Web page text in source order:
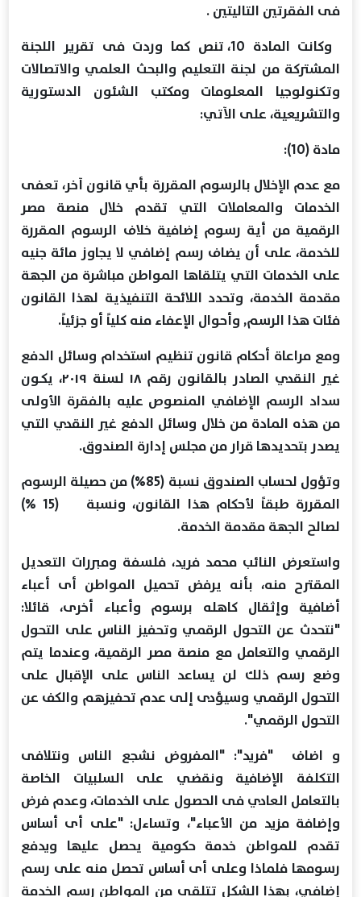
فى الفقرتين التاليتين .
وكانت المادة 10، تنص كما وردت فى تقرير اللجنة
المشتركة من لجنة التعليم والبحث العلمي والاتصالات
وتكنولوجيا المعلومات ومكتب الشئون الدستورية
والتشريعية، على الآتي:
مادة (10):
مع عدم الإخلال بالرسوم المقررة بأي قانون آخر، تعفى
الخدمات والمعاملات التي تقدم خلال منصة مصر
الرقمية من أية رسوم إضافية خلاف الرسوم المقررة
للخدمة، على أن يضاف رسم إضافي لا يجاوز مائة جنيه
على الخدمات التي يتلقاها المواطن مباشرة من الجهة
مقدمة الخدمة، وتحدد اللائحة التنفيذية لهذا القانون
فئات هذا الرسم, وأحوال الإعفاء منه كلياً أو جزئياً.
ومع مراعاة أحكام قانون تنظيم استخدام وسائل الدفع
غير النقدي الصادر بالقانون رقم ۱۸ لسنة ٢٠١٩، يكـون
سداد الرسم الإضافي المنصوص عليه بالفقرة الأولى
من هذه المادة من خلال وسائل الدفع غير النقدي التي
يصدر بتحديدها قرار من مجلس إدارة الصندوق.
وتؤول لحساب الصندوق نسبة (85%) من حصيلة الرسوم
المقررة طبقاً لأحكام هذا القانون، ونسبة (15 %)
لصالح الجهة مقدمة الخدمة.
واستعرض النائب محمد فريد، فلسفة ومبررات التعديل
المقترح منه، بأنه يرفض تحميل المواطن أى أعباء
أضافية وإثقال كاهله برسوم وأعباء أخرى، قائلا:
"نتحدث عن التحول الرقمي وتحفيز الناس على التحول
الرقمي والتعامل مع منصة مصر الرقمية، وعندما يتم
وضع رسم ذلك لن يساعد الناس على الإقبال على
التحول الرقمي وسيؤدى إلى عدم تحفيزهم والكف عن
التحول الرقمي".
و اضاف "فريد": "المفروض نشجع الناس ونتلافى
التكلفة الإضافية ونقضي على السلبيات الخاصة
بالتعامل العادي فى الحصول على الخدمات، وعدم فرض
وإضافة مزيد من الأعباء"، وتساءل: "على أى أساس
تقدم للمواطن خدمة حكومية يحصل عليها ويدفع
رسومها فلماذا وعلى أى أساس تحصل منه على رسم
إضافي، بهذا الشكل تتلقى من المواطن رسم الخدمة